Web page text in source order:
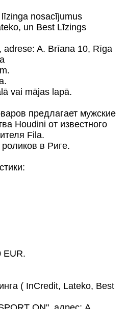
nosacījumus
un Best Līzings
adrese: A. Brīana 10, Rīga
vai mājas lapā.
предлагает мужские
Houdini от известного
Fila.
в Риге.
EUR.
( InCredit, Lateko, Best